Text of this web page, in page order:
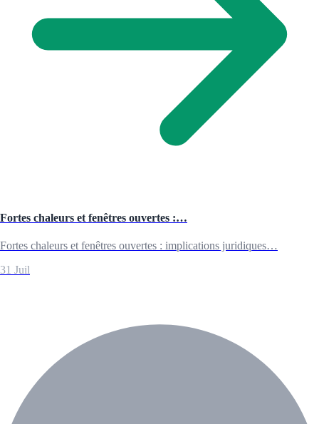
Fortes chaleurs et fenêtres ouvertes :…
Fortes chaleurs et fenêtres ouvertes : implications juridiques…
31 Juil